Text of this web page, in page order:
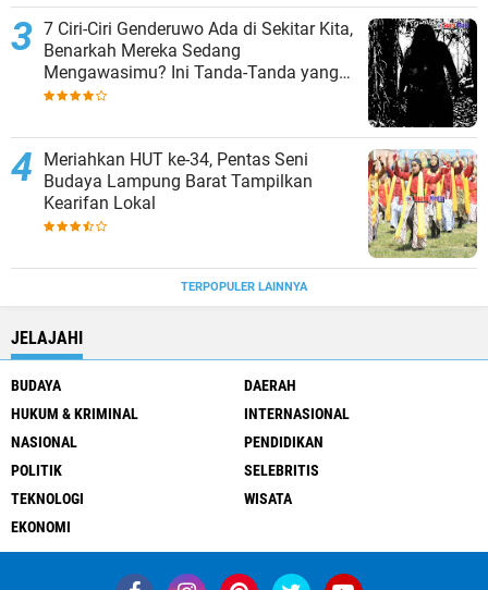
7 Ciri-Ciri Genderuwo Ada di Sekitar Kita,
Benarkah Mereka Sedang
Mengawasimu? Ini Tanda-Tanda yang
Sering Diabaikan
Meriahkan HUT ke-34, Pentas Seni
Budaya Lampung Barat Tampilkan
Kearifan Lokal
TERPOPULER LAINNYA
JELAJAHI
BUDAYA
DAERAH
HUKUM & KRIMINAL
INTERNASIONAL
NASIONAL
PENDIDIKAN
POLITIK
SELEBRITIS
TEKNOLOGI
WISATA
EKONOMI